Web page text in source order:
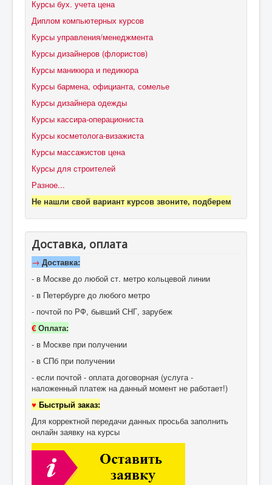
Курсы бух. учета цена
Диплом компьютерных курсов
Курсы управления/менеджмента
Курсы дизайнеров (флористов)
Курсы маникюра и педикюра
Курсы бармена, официанта, сомелье
Курсы дизайнера одежды
Курсы кассира-операциониста
Курсы косметолога-визажиста
Курсы массажистов цена
Курсы для строителей
Разное...
Не нашли свой вариант курсов звоните, подберем
Доставка, оплата
→ Доставка:
- в Москве до любой ст. метро кольцевой линии
- в Петербурге до любого метро
- почтой по РФ, бывший СНГ, зарубеж
€Оплата:
- в Москве при получении
- в СПб при получении
- если почтой - оплата договорная (услуга -
наложенный платеж на данный момент не работает!)
♥ Быстрый заказ:
Для корректной передачи данных просьба заполнить
онлайн заявку на курсы